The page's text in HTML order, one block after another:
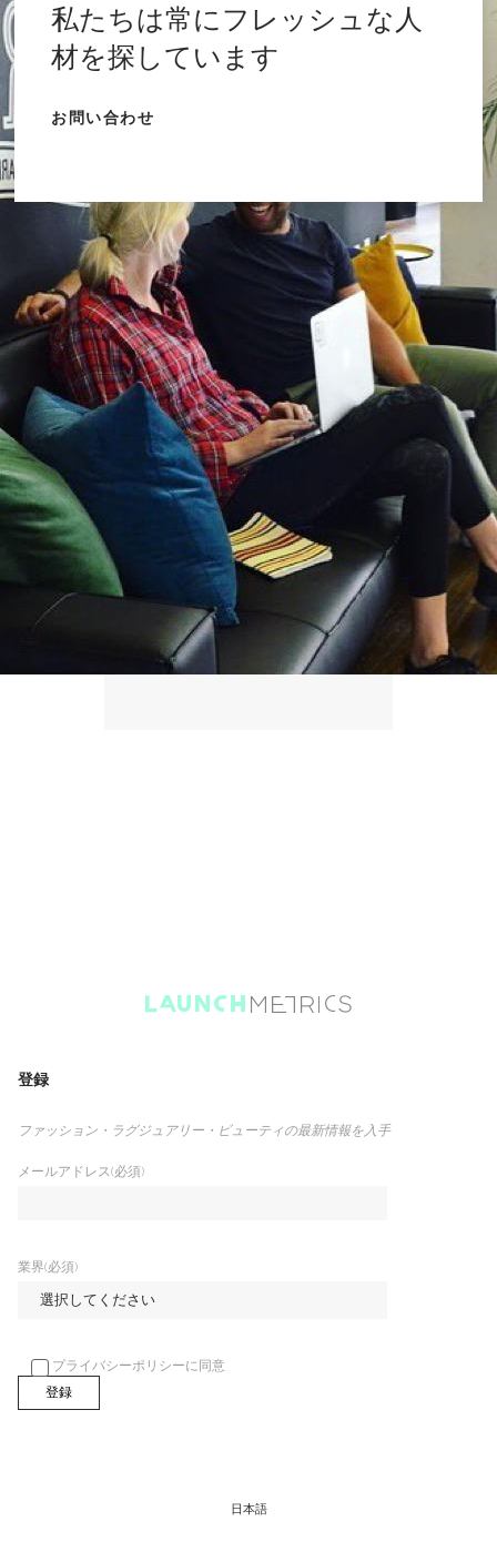
私たちは常にフレッシュな人
材を探しています
お問い合わせ
登録
ファッション・ラグジュアリー・ビューティの最新情報を入手
メールアドレス(必須)
業界(必須)
プライバシーポリシーに同意
日本語